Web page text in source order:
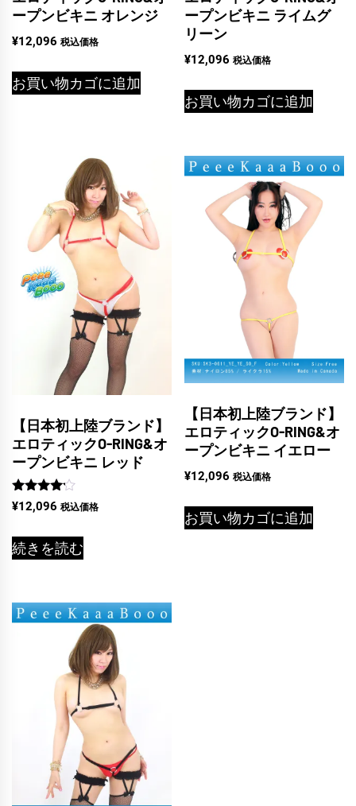
ープンビキニ オレンジ
¥12,096 税込価格
お買い物カゴに追加
ープンビキニ ライムグ
リーン
¥12,096 税込価格
お買い物カゴに追加
【日本初上陸ブランド】
エロティックO-RING&オ
ープンビキニ レッド
5段階中
4.00
¥12,096 税込価格
続きを読む
【日本初上陸ブランド】
エロティックO-RING&オ
ープンビキニ イエロー
¥12,096 税込価格
お買い物カゴに追加